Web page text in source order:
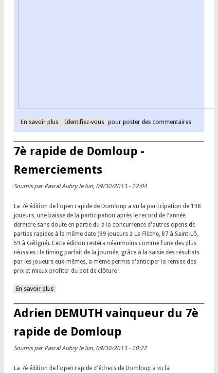
En savoir plus à propos de Le rapide de Domloup 2013
Identifiez-vous pour poster des commentaires
7è rapide de Domloup -
Remerciements
Soumis par Pascal Aubryle lun, 09/30/2013 - 22:04
La 7è édition de l'open rapide de Domloup a vu la participation de 198
joueurs, une baisse de la participation après le record de l'année
dernière sans doute en partie du à la concurrence d'autres opens de
parties rapides à la même date (99 joueurs à La Flèche, 87 à Saint-Lô,
59 à Gétigné). Cette édition restera néanmoins comme l'une des plus
réussies : le timing parfait de la journée, grâce à la saisie des résultats
par les joueurs eux-mêmes, a même permis d'anticiper la remise des
prix et mieux profiter du pot de clôture !
En savoir plusà propos de 7è rapide de Domloup - Remerciements
Adrien DEMUTH vainqueur du 7è
rapide de Domloup
Soumis par Pascal Aubryle lun, 09/30/2013 - 20:22
La 7è édition de l'open rapide d'échecs de Domloup a vu la